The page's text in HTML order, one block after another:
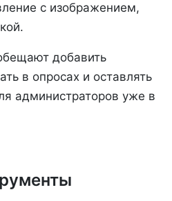
с изображением,
добавить
в опросах и оставлять
администраторов уже в